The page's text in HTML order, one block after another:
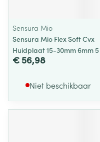
Sensura Mio
Sensura Mio Flex Soft Cvx
Huidplaat 15-30mm 6mm 5
€ 56,98
Niet beschikbaar